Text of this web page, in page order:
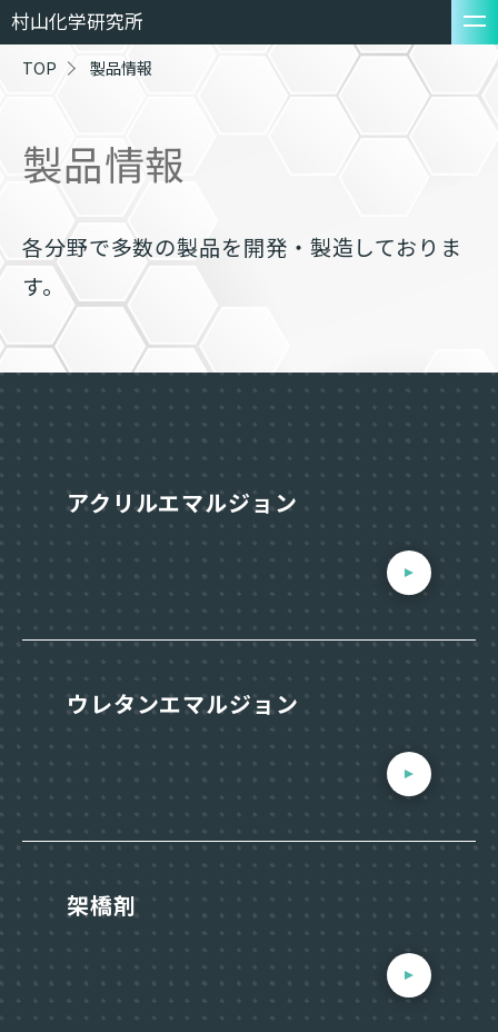
村山化学研究所
TOP 製品情報
製品情報
各分野で多数の製品を開発・製造しておりま
す。
アクリルエマルジョン
ウレタンエマルジョン
架橋剤